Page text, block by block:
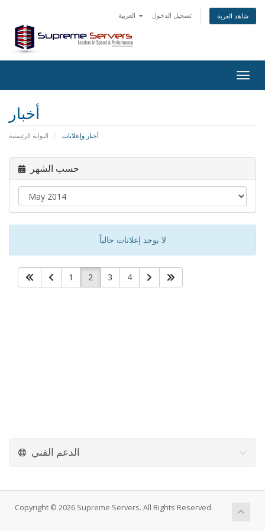
تسجيل الدخول شاهد العربة
أخبار
البوابة الرئيسية أخبار وإعلانات
حسب الشهر
لا يوجد إعلانات حالياً
1 2 3 4
الدعم الفني
Copyright © 2026 Supreme Servers. All Rights Reserved.